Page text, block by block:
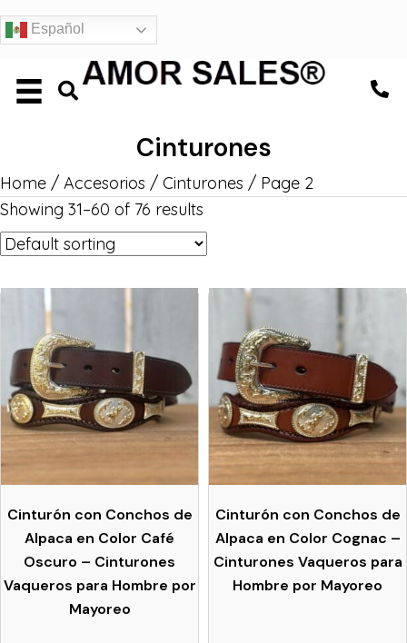
Español
Cinturones
Home / Accesorios / Cinturones / Page 2
Showing 31–60 of 76 results
Cinturón con Conchos de
Alpaca en Color Café
Oscuro – Cinturones
Vaqueros para Hombre por
Mayoreo
Cinturón con Conchos de
Alpaca en Color Cognac –
Cinturones Vaqueros para
Hombre por Mayoreo